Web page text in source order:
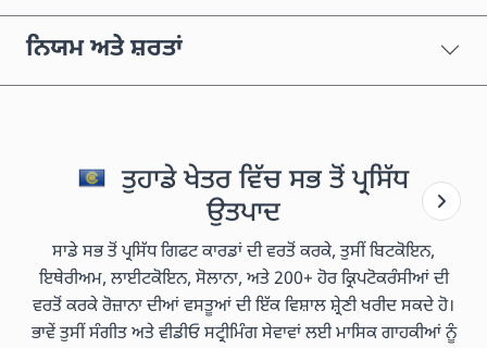
ਨਿਯਮ ਅਤੇ ਸ਼ਰਤਾਂ
ਤੁਹਾਡੇ ਖੇਤਰ ਵਿੱਚ ਸਭ ਤੋਂ ਪ੍ਰਸਿੱਧ
ਉਤਪਾਦ
ਸਾਡੇ ਸਭ ਤੋਂ ਪ੍ਰਸਿੱਧ ਗਿਫਟ ਕਾਰਡਾਂ ਦੀ ਵਰਤੋਂ ਕਰਕੇ, ਤੁਸੀਂ ਬਿਟਕੋਇਨ,
ਇਥੇਰੀਅਮ, ਲਾਈਟਕੋਇਨ, ਸੋਲਾਨਾ, ਅਤੇ 200+ ਹੋਰ ਕ੍ਰਿਪਟੋਕਰੰਸੀਆਂ ਦੀ
ਵਰਤੋਂ ਕਰਕੇ ਰੋਜ਼ਾਨਾ ਦੀਆਂ ਵਸਤੂਆਂ ਦੀ ਇੱਕ ਵਿਸ਼ਾਲ ਸ਼੍ਰੇਣੀ ਖਰੀਦ ਸਕਦੇ ਹੋ।
ਭਾਵੇਂ ਤੁਸੀਂ ਸੰਗੀਤ ਅਤੇ ਵੀਡੀਓ ਸਟ੍ਰੀਮਿੰਗ ਸੇਵਾਵਾਂ ਲਈ ਮਾਸਿਕ ਗਾਹਕੀਆਂ ਨੂੰ